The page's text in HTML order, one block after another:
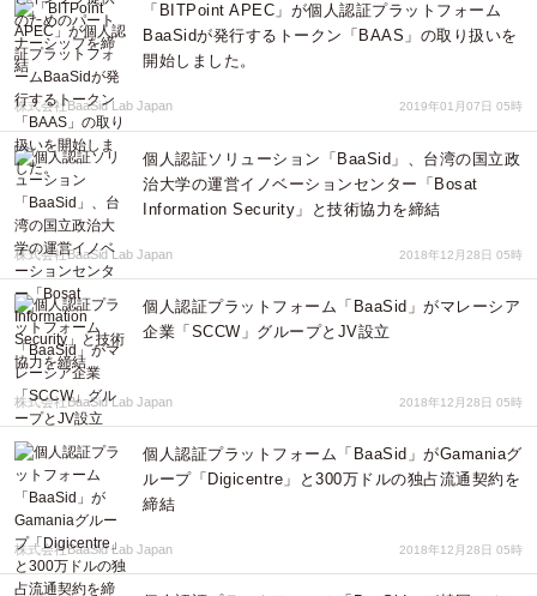
「BITPoint APEC」が個人認証プラットフォーム
BaaSidが発行するトークン「BAAS」の取り扱いを
開始しました。
株式会社BaaSid Lab Japan 2019年01月07日 05時
個人認証ソリューション「BaaSid」、台湾の国立政
治大学の運営イノベーションセンター「Bosat
Information Security」と技術協力を締結
株式会社BaaSid Lab Japan 2018年12月28日 05時
個人認証プラットフォーム「BaaSid」がマレーシア
企業「SCCW」グループとJV設立
株式会社BaaSid Lab Japan 2018年12月28日 05時
個人認証プラットフォーム「BaaSid」がGamaniaグ
ループ「Digicentre」と300万ドルの独占流通契約を
締結
株式会社BaaSid Lab Japan 2018年12月28日 05時